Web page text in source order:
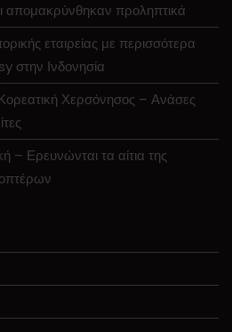
προληπτικά
εταιρείας με περισσότερα
στην Ινδονησία
Χερσόνησος – Ανάσες
– Ερευνώνται τα αίτια της